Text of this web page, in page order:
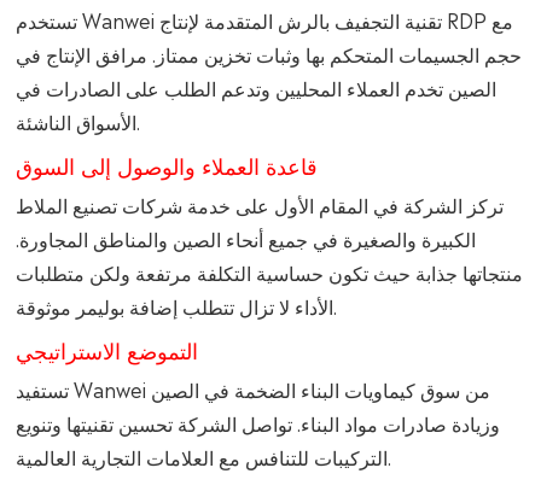
تستخدم Wanwei تقنية التجفيف بالرش المتقدمة لإنتاج RDP مع
حجم الجسيمات المتحكم بها وثبات تخزين ممتاز. مرافق الإنتاج في
الصين تخدم العملاء المحليين وتدعم الطلب على الصادرات في
الأسواق الناشئة.
قاعدة العملاء والوصول إلى السوق
تركز الشركة في المقام الأول على خدمة شركات تصنيع الملاط
الكبيرة والصغيرة في جميع أنحاء الصين والمناطق المجاورة.
منتجاتها جذابة حيث تكون حساسية التكلفة مرتفعة ولكن متطلبات
الأداء لا تزال تتطلب إضافة بوليمر موثوقة.
التموضع الاستراتيجي
تستفيد Wanwei من سوق كيماويات البناء الضخمة في الصين
وزيادة صادرات مواد البناء. تواصل الشركة تحسين تقنيتها وتنويع
التركيبات للتنافس مع العلامات التجارية العالمية.